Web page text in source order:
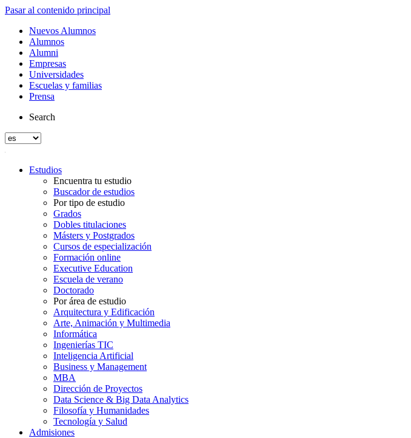
Pasar al contenido principal
Nuevos Alumnos
Alumnos
Alumni
Empresas
Universidades
Escuelas y familias
Prensa
Search
Estudios
Encuentra tu estudio
Buscador de estudios
Por tipo de estudio
Grados
Dobles titulaciones
Másters y Postgrados
Cursos de especialización
Formación online
Executive Education
Escuela de verano
Doctorado
Por área de estudio
Arquitectura y Edificación
Arte, Animación y Multimedia
Informática
Ingenierías TIC
Inteligencia Artificial
Business y Management
MBA
Dirección de Proyectos
Data Science & Big Data Analytics
Filosofía y Humanidades
Tecnología y Salud
Admisiones